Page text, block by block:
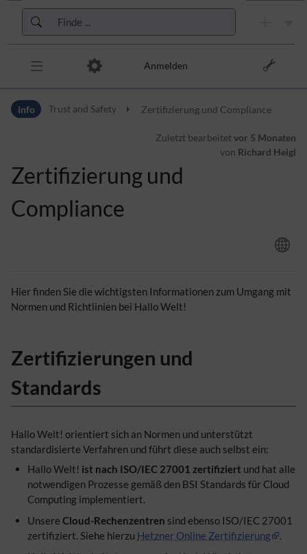
Zur Kopfleiste
Zur Hauptnavigation
Zu den Seitenwerkzeugen
Anmelden
Info Trust and Safety Zertifizierung und Compliance
Zuletzt bearbeitetvor 5 Monaten
von Richard Heigl
Zertifizierung und
Compliance
Hier finden Sie die wichtigsten Informationen zum Umgang mit
Normen und Richtlinien bei Hallo Welt!
Zertifizierungen und
Standards
Hallo Welt! orientiert sich an Normen und unterstützt
standardisierte Verfahren und führt diese auch selbst ein:
Hallo Welt! ist nach ISO/IEC 27001 zertifiziert und hat alle
notwendigen Prozesse gemäß den BSI Standards für Cloud
Computing implementiert.
UnsereCloud-Rechenzentren sind ebenso ISO/IEC 27001
zertifiziert. Siehe hierzu Hetzner Online Zertifizierung
.